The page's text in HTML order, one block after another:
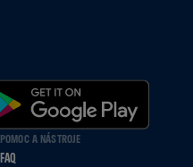
POMOC A NÁSTROJE
FAQ